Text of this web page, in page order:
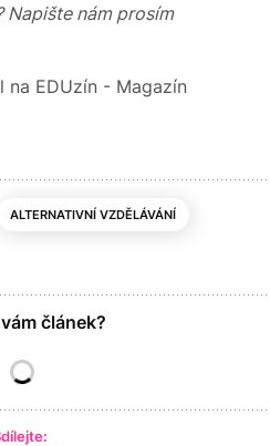
Napište nám prosím
EDUzín - Magazín
ALTERNATIVNÍ VZDĚLÁVÁNÍ
článek?